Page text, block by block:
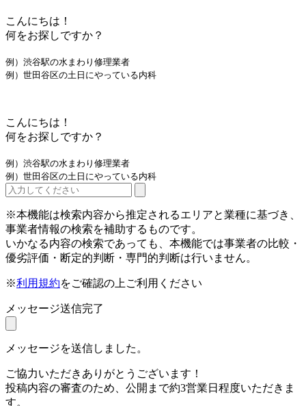
こんにちは！
何をお探しですか？
例）渋谷駅の水まわり修理業者
例）世田谷区の土日にやっている内科
こんにちは！
何をお探しですか？
例）渋谷駅の水まわり修理業者
例）世田谷区の土日にやっている内科
※本機能は検索内容から推定されるエリアと業種に基づき、
事業者情報の検索を補助するものです。
いかなる内容の検索であっても、本機能では事業者の比較・
優劣評価・断定的判断・専門的判断は行いません。
※利用規約をご確認の上ご利用ください
メッセージ送信完了
メッセージを送信しました。
ご協力いただきありがとうございます！
投稿内容の審査のため、公開まで約3営業日程度いただきま
す。